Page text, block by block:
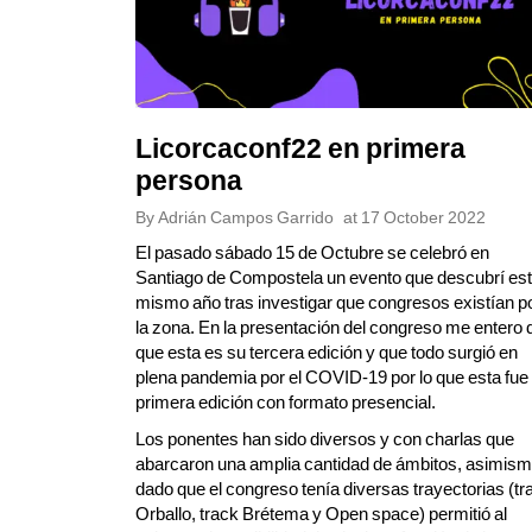
Licorcaconf22 en primera
persona
ByAdrián Campos Garrido at17 October 2022
El pasado sábado 15 de Octubre se celebró en
Santiago de Compostela un evento que descubrí
mismo año tras investigar que congresos existían
la zona. En la presentación del congreso me entero
que esta es su tercera edición y que todo surgió en
plena pandemia por el COVID-19 por lo que esta
primera edición con formato presencial.
Los ponentes han sido diversos y con charlas que
abarcaron una amplia cantidad de ámbitos,
dado que el congreso tenía diversas trayectorias
Orballo, track Brétema y Open space) permitió al